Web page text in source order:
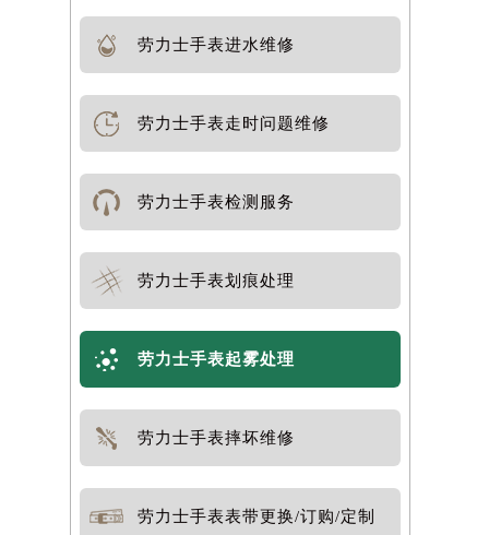
劳力士手表进水维修
劳力士手表走时问题维修
劳力士手表检测服务
劳力士手表划痕处理
劳力士手表起雾处理
劳力士手表摔坏维修
劳力士手表表带更换/订购/定制